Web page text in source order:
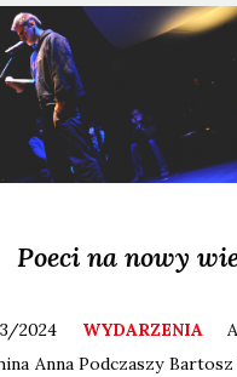
Poeci na nowy
2024 WYDARZENIA
Anna Podczaszy Bartosz